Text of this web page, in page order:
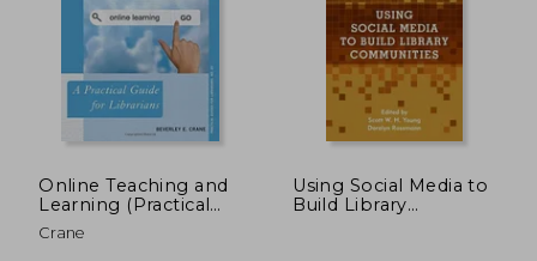
Online Teaching and
Learning (Practical
Guides for Librarians)
(en Inglés)
Crane
Using Social Media to
Build Library